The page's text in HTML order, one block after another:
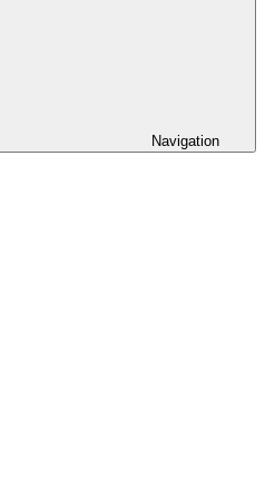
Navigation